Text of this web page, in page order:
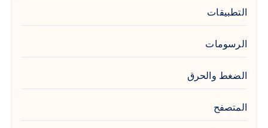
التطبيقات
الرسومات
الضغط والحرق
المتصفح